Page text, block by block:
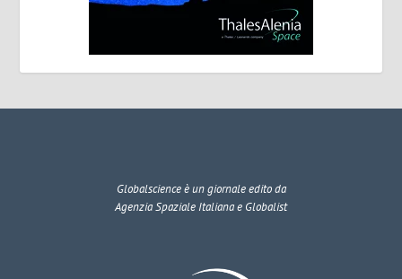
Globalscienceè un giornale edito da
Agenzia Spaziale Italiana e Globalist